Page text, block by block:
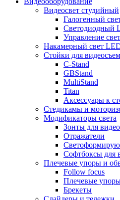
Видеосвет студийный
Галогенный
Светодиодный
Управление
Накамерный свет
Стойки для
C-Stand
GBStand
MultiStand
Titan
Аксессуары к
Стедикамы и
Модификаторы света
Зонты для
Отражатели
Софтбоксы для
Плечевые упоры и
Follow focus
Плечевые
Брекеты